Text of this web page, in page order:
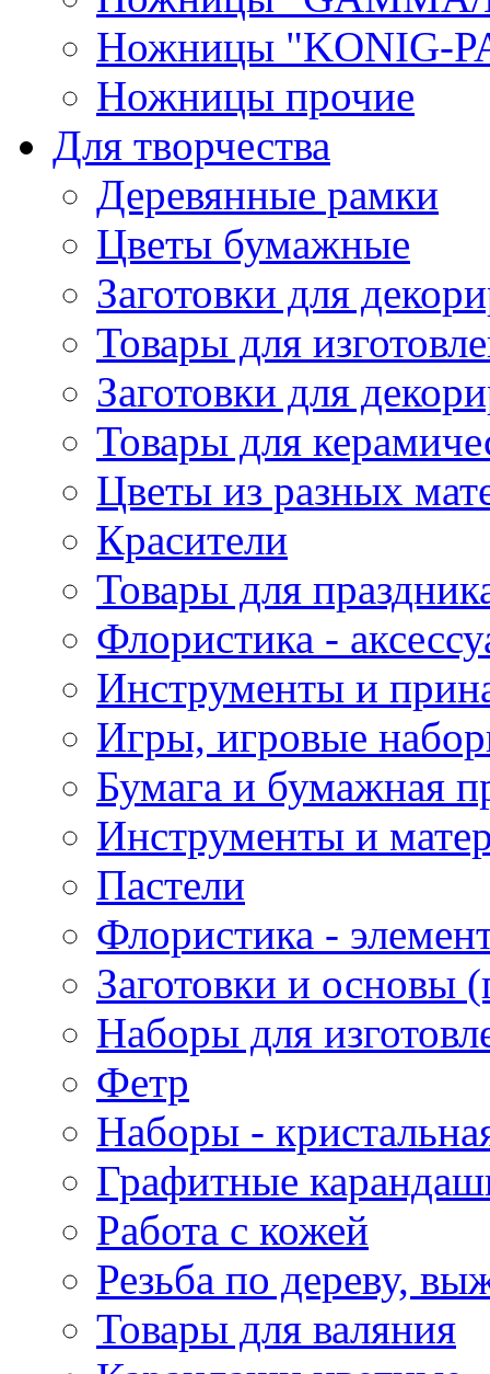
Ножницы "KONIG-
Ножницы прочие
Для творчества
Деревянные рамки
Цветы бумажные
Заготовки для
Товары для
Заготовки для
Товары для
Цветы из разных
Красители
Товары для
Флористика -
Инструменты и
Игры, игровые
Бумага и бумажная
Инструменты и
Пастели
Флористика -
Заготовки и основы
Наборы для
Фетр
Наборы -
Графитные
Работа с кожей
Резьба по дереву,
Товары для валяния